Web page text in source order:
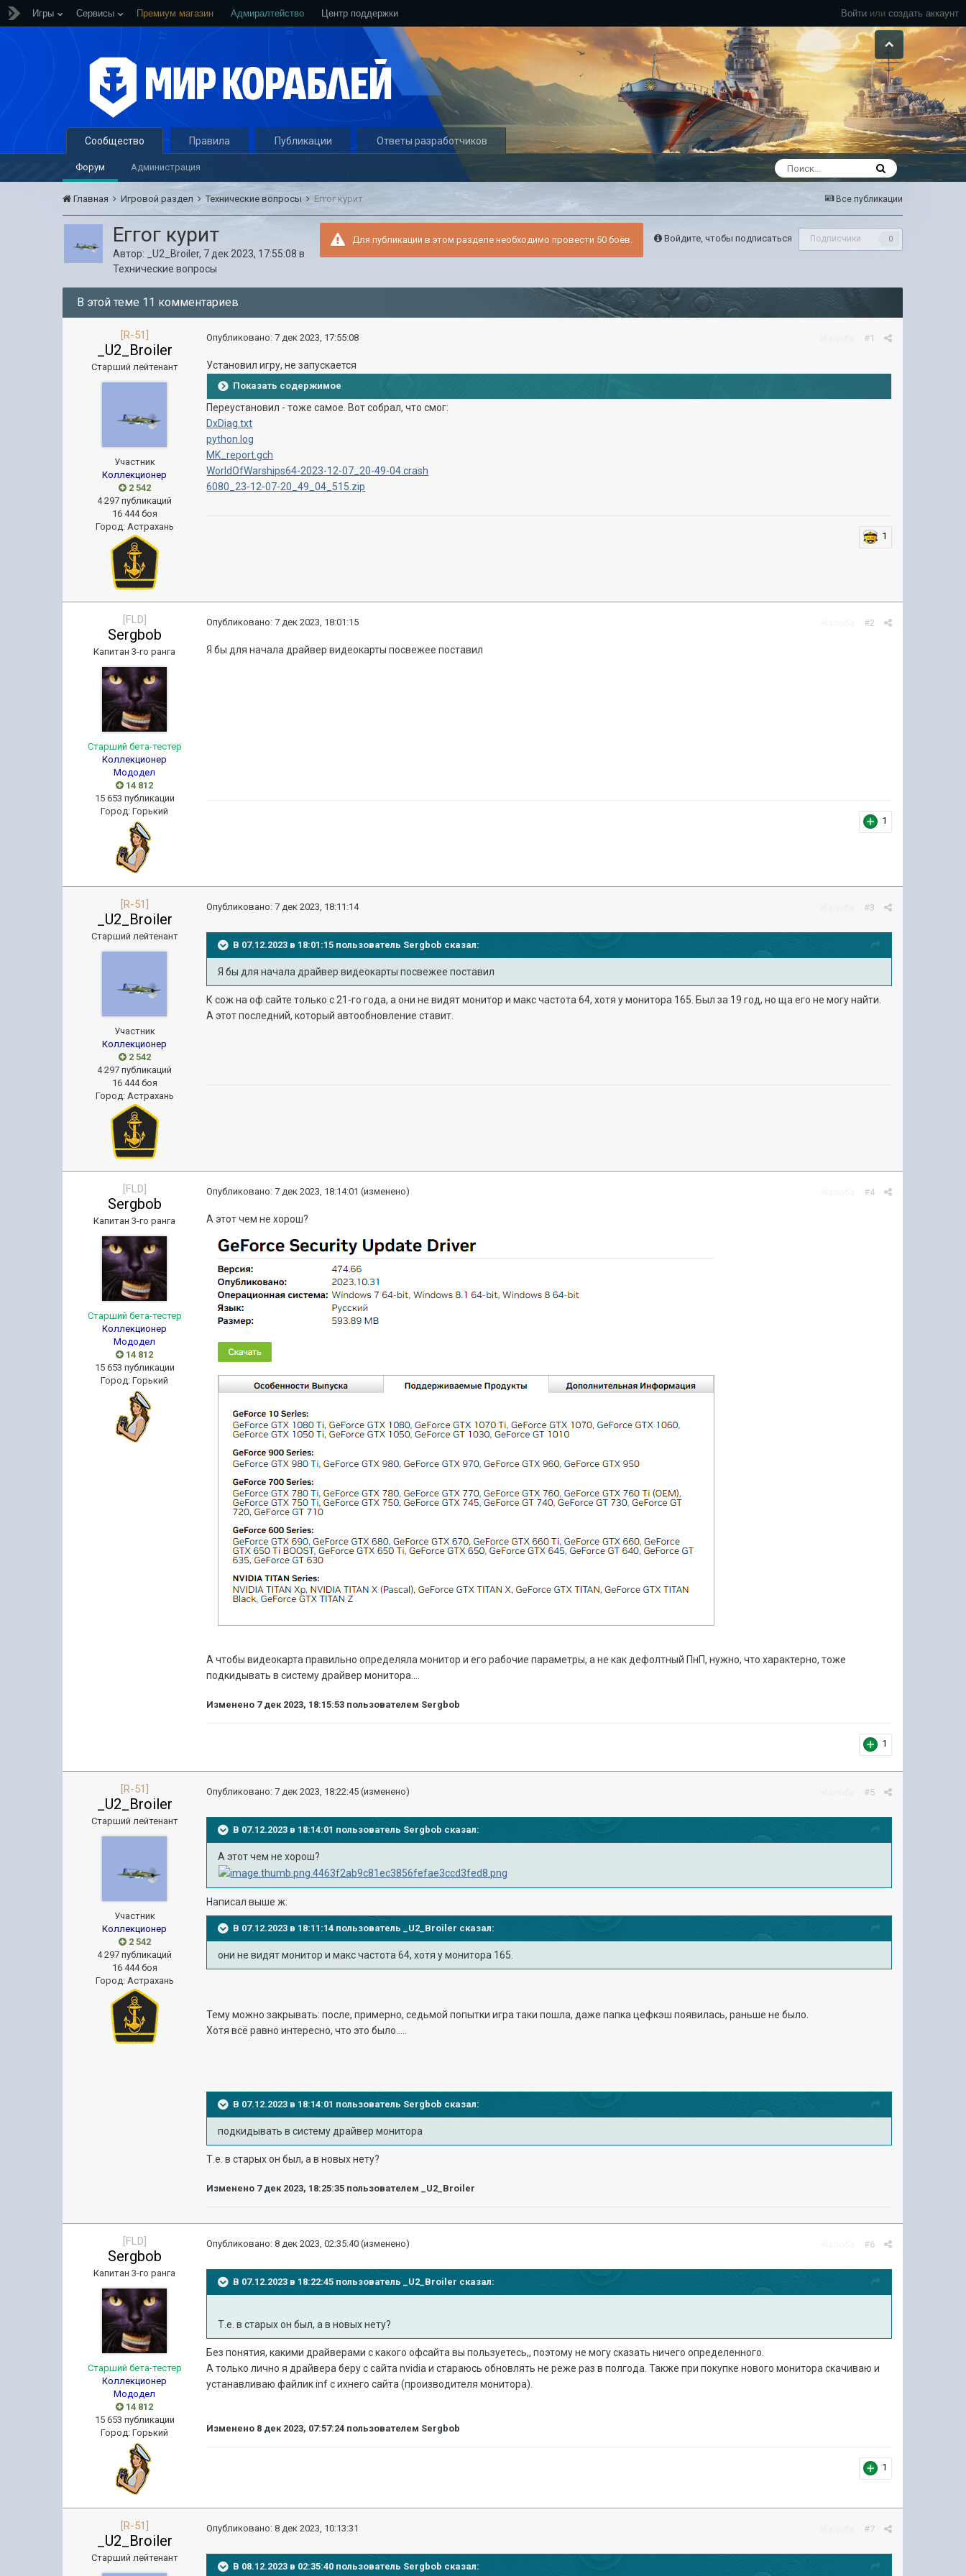
Войти или создать аккаунт
Игры Сервисы Премиум магазин Адмиралтейство Центр поддержки
Сообщество
Форум Администрация
Правила Публикации Ответы разработчиков
Все публикации
Главная Игровой раздел Технические вопросы Еггог курит
Войдите, чтобы подписаться Подписчики 0
Для публикации в этом разделе необходимо провести 50 боёв.
Еггог курит
Автор: _U2_Broiler, 7 дек 2023, 17:55:08 в
Технические вопросы
В этой теме 11 комментариев
[R-51]
_U2_Broiler
Старший лейтенант
Участник
Коллекционер
2 542
4 297 публикаций
16 444 боя
Город: Астрахань
#1
Опубликовано:7 дек 2023, 17:55:08
Установил игру, не запускается
Показать содержимое
Переустановил - тоже самое. Вот собрал, что смог:
DxDiag.txt
python.log
MK_report.gch
WorldOfWarships64-2023-12-07_20-49-04.crash
6080_23-12-07-20_49_04_515.zip
1
[FLD]
Sergbob
Капитан 3-го ранга
Старший бета-тестер
Коллекционер
Мододел
14 812
15 653 публикации
Город:Горький
#2
Опубликовано:7 дек 2023, 18:01:15
Я бы для начала драйвер видеокарты посвежее поставил
1
[R-51]
_U2_Broiler
Старший лейтенант
Участник
Коллекционер
2 542
4 297 публикаций
16 444 боя
Город: Астрахань
#3
Опубликовано:7 дек 2023, 18:11:14
В 07.12.2023 в 18:01:15 пользователь Sergbob сказал:
Я бы для начала драйвер видеокарты посвежее поставил
К сож на оф сайте только с 21-го года, а они не видят монитор и макс частота 64, хотя у монитора 165. Был за 19 год, но ща его не могу найти.
А этот последний, который автообновление ставит.
[FLD]
Sergbob
Капитан 3-го ранга
Старший бета-тестер
Коллекционер
Мододел
14 812
15 653 публикации
Город:Горький
#4
Опубликовано:7 дек 2023, 18:14:01 (изменено)
А этот чем не хорош?
А чтобы видеокарта правильно определяла монитор и его рабочие параметры, а не как дефолтный ПнП, нужно, что характерно, тоже
подкидывать в систему драйвер монитора....
Изменено 7 дек 2023, 18:15:53 пользователем Sergbob
1
[R-51]
_U2_Broiler
Старший лейтенант
Участник
Коллекционер
2 542
4 297 публикаций
16 444 боя
Город: Астрахань
#5
Опубликовано:7 дек 2023, 18:22:45 (изменено)
В 07.12.2023 в 18:14:01 пользователь Sergbob сказал:
А этот чем не хорош?
Написал выше ж:
В 07.12.2023 в 18:11:14 пользователь_U2_Broiler сказал:
они не видят монитор и макс частота 64, хотя у монитора 165.
Тему можно закрывать: после, примерно, седьмой попытки игра таки пошла, даже папка цефкэш появилась, раньше не было.
Хотя всё равно интересно, что это было.....
В 07.12.2023 в 18:14:01 пользователь Sergbob сказал:
подкидывать в систему драйвер монитора
Т.е. в старых он был, а в новых нету?
Изменено 7 дек 2023, 18:25:35 пользователем _U2_Broiler
[FLD]
Sergbob
Капитан 3-го ранга
Старший бета-тестер
Коллекционер
Мододел
14 812
15 653 публикации
Город:Горький
#6
Опубликовано:8 дек 2023, 02:35:40 (изменено)
В 07.12.2023 в 18:22:45 пользователь _U2_Broiler сказал:
Т.е. в старых он был, а в новых нету?
Без понятия, какими драйверами с какого офсайта вы пользуетесь,, поэтому не могу сказать ничего определенного.
А только лично я драйвера беру с сайта nvidia и стараюсь обновлять не реже раз в полгода. Также при покупке нового монитора скачиваю и
устанавливаю файлик inf с ихнего сайта (производителя монитора).
Изменено 8 дек 2023, 07:57:24 пользователем Sergbob
1
[R-51]
_U2_Broiler
Старший лейтенант
#7
Опубликовано:8 дек 2023, 10:13:31
В 08.12.2023 в 02:35:40 пользователь Sergbob сказал: